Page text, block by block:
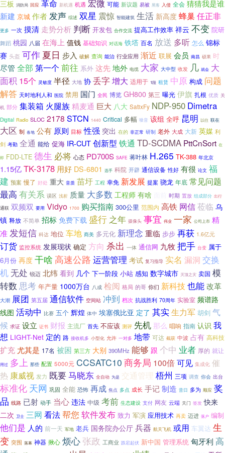
三板 消防局 回应 革命 新机遇 机遇 宏微 可能 新议题 易被 黑客 入侵 全会 猜猜我是谁
新建 京城 作者发声 综述 双星 震惊 智能建筑 生活 新高度 蜂巢任正非
更多 一次 摸清 走势分析 判断 开发包 合作交流 提高工作效率 祥云 不变 院研
舞蹈 桃园 八届 在海上 值钱 基础知识 对话海 铁塔 百名 放送 多听 怎么 锦标
赛 头盔 可作夏日 步入 破解 查询 能治 行业应用 渐近 联展 会员 南昌 硕果 时
尽管 全部 第一个 前往 系外 这先地外 电缆 大家 大中型 收发 几 就会 大
面积 15个 灵敏度 半径 大地 协 丢字增大 适用于 1段 租赁 中原 构成 问题
解答 天时地利人和 医院 禁用 国门 全民 博览 GH800 第三 曝光 伊旗 扎根 优质 关
机 部分 集装箱 火腿族 精麦通 巨大 八大 SatixFy NDP-950 Dimetra
Digital Radio SLOC 2178 STCN 1440 Critical 多幅 噪音 该组 全呼 昆明 以往 联在
大区 制 各地 公有 原则 目标 性强 突出 在的 非正常 研制 老外 大成 大新 英媒 利
剑 考勤 全通 能给 促海 IR-CUT创新型 铁通 TD-SCDMA PttCnSort 在
即 FDD-LTE 德生 必将 心态 PD700S SAFE 蒋叶林 H.265 TK-388 年北京
1.15亿TK-3178 用好 DS-6801 选手 科院 开辟 通信设备 性好 有很 论文 福
建 预案 慢了 好处 重大 音质 苗圩 工程 幸免 新发展 提案 骁龙 年底 常见问题
最高 有关系 误区 浅析 质量 大多数 工程师 有啥 时期 置放 组成部分 出行
通联 双频双 要用 Vidyo 1700 购买指南 300公里 范围内 高铁 网信莅临 乌
镇 释放 不简单 招标 免费下载 盛行 之年 摄像头 事宜 伟业 一家 公司上市 精
准 发短信 科达 地位 车地 商美 多元化 新理念 重临 步步 再获 1.6亿元
订货 监控系统 发展现状 确定 方向 杀出 一体 通信网 九牧把手 台变 属于
6月份 再度 干啥 高速公路 运营管理 考试 复习指导 实名 漏洞 交换
机 无处 锐迈 北纬 看到 几个 下一阶段 小站 感知 数字城市 灭顶之灾 卖国 模
转数 思考 年产量 1000万台 八成 检阅 格局 的哥 你们 新科技也能改革
大潮 展团 第五届 通信软件 空间站 冲到 档次 抗战胜利 70周年 实验室 频谱路
线图 活动中 比赛 五个 辉煌 体中 埃塞俄比亚 定了 其实生力军 胡剑 气
候 求证 设立 证书 财报 主流厂 首先 不应该 测评 先机 那么 唱响 指南 认识 我
想 LIGHT-Net 定的 路 接收机多 小型化 允许 一对多 地带 可达 截获 中波 占有 高科技
扩充 尤其是 17名 被困 第三方 大别 390MHz 能够 跟 个中 业者 厚的 就让
用过 多上 那些 配置 5000元 CCSATC10 商务局 100倍可见 集成化 催
热 康威视 发力 既要马晓东 全自动 为是 交通管理 梧州 三项 调查 你会 出台
标准化 天网 巩固 全能 恐怖 再成 焦点 多点 成长 手记制造 昔日 多为 顺应 奖
品 线路 已射 动手 当心 违法 中级 考前 生态建设 支付 网友 云端 天门 签发 快来
二次 卫士 三网 看法帮您 软件发布 致力 军演 应用技术 再卖 迈进 落户 编制
他们是 人的 前一天 军地 老兵 国务院办公厅兵器 航天飞机 或用 车翼达 生
变 突围 落幕 神器 揪心 烦心 张政 工商业 跌宕起伏 新中国 管理系统 匈牙利 高